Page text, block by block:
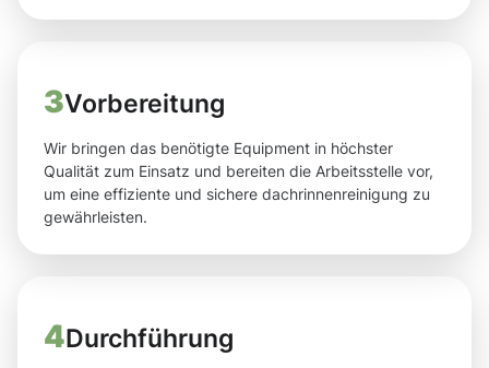
3Vorbereitung
Wir bringen das benötigte Equipment in höchster
Qualität zum Einsatz und bereiten die Arbeitsstelle vor,
um eine effiziente und sichere dachrinnenreinigung zu
gewährleisten.
4Durchführung